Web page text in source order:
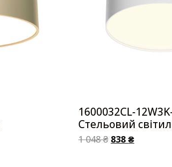
1600032CL-
Стельовий
1 048₴ 838₴